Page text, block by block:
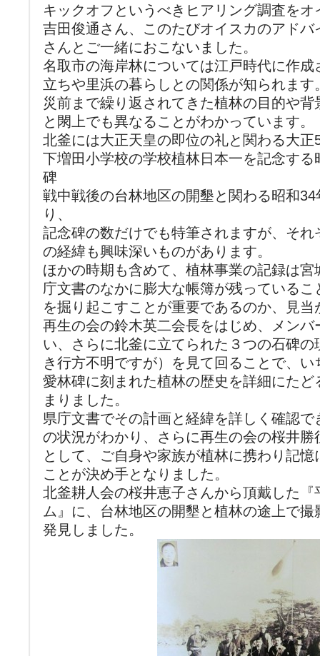
キックオフというべきヒアリング調査を
吉田俊通さん、このたびオイスカのアド
さんとご一緒におこないました。
名取市の海岸林については江戸時代に作
立ちや里浜の暮らしとの関係が知られま
災前まで繰り返されてきた植林の目的や
と閖上でも異なることがわかっています。
北釜には大正天皇の即位の礼と関わる大
下増田小学校の学校植林日本一を記念す
碑
戦中戦後の台林地区の開墾と関わる昭和
り、
記念碑の数だけでも特筆されますが、そ
の経緯も興味深いものがあります。
ほかの時期も含めて、植林事業の記録は
庁文書のなかに膨大な帳簿が残っている
を掘り起こすことが重要であるのか、見
再生の会の鈴木英二会長をはじめ、メン
い、さらに北釜に立てられた３つの石碑
き行方不明ですが）を見て回ることで、
愛林碑に刻まれた植林の歴史を詳細にた
まりました。
県庁文書でその計画と経緯を詳しく確認
の状況がわかり、さらに再生の会の桜井
として、ご自身や家族が植林に携わり記
ことが決め手となりました。
北釜耕人会の桜井恵子さんから頂戴した
ム』に、台林地区の開墾と植林の途上で
発見しました。